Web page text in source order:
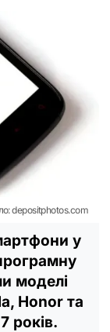
depositphotos.com
у
моделі
Honor та
років.